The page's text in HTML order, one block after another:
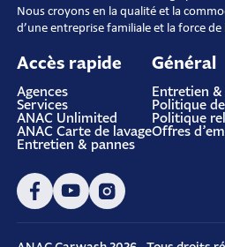
Nous croyons en la qualité et la
d’une entreprise familiale et la force
Accès rapide
Agences
Services
ANAC Unlimited
ANAC Carte de lavage
Entretien & pannes
Général
Entretien &
Politique
Politique
Offres